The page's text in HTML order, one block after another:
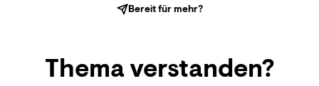
Bereit für mehr?
Themaverstanden?